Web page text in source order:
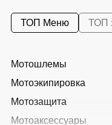
ТОП Меню ТОП
Мотошлемы
Мотоэкипировка
Мотозащита
Мотоаксессуары